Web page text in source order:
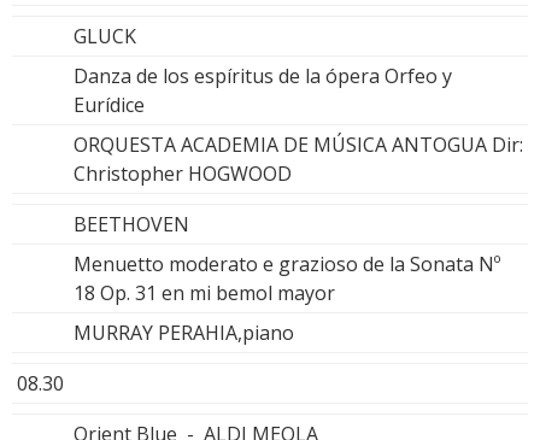
GLUCK
Danza de los espíritus de la ópera Orfeo y
Eurídice
ORQUESTA ACADEMIA DE MÚSICA ANTOGUA Dir:
Christopher HOGWOOD
BEETHOVEN
Menuetto moderato e grazioso de la Sonata Nº
18 Op. 31 en mi bemol mayor
MURRAY PERAHIA,piano
08.30
Orient Blue - ALDI MEOLA